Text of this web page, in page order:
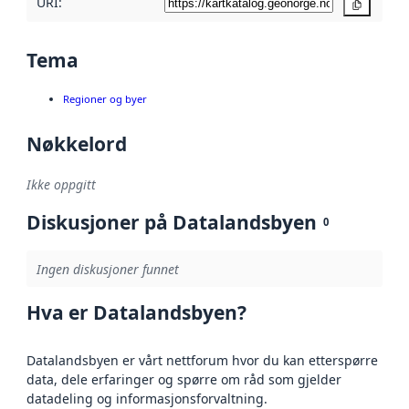
Tema
Regioner og byer
Nøkkelord
Ikke oppgitt
Diskusjoner på Datalandsbyen 0
Ingen diskusjoner funnet
Hva er Datalandsbyen?
Datalandsbyen er vårt nettforum hvor du kan etterspørre
data, dele erfaringer og spørre om råd som gjelder
datadeling og informasjonsforvaltning.